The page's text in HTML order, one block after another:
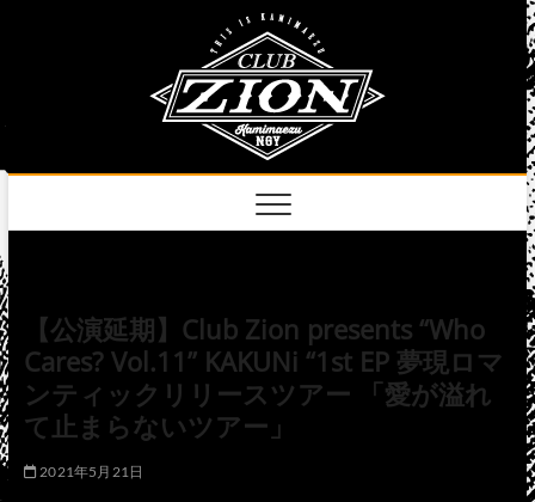
【公演延期】Club Zion presents “Who
Cares? Vol.11” KAKUNi “1st EP 夢現ロマ
ンティックリリースツアー 「愛が溢れ
て止まらないツアー」
2021年5月21日